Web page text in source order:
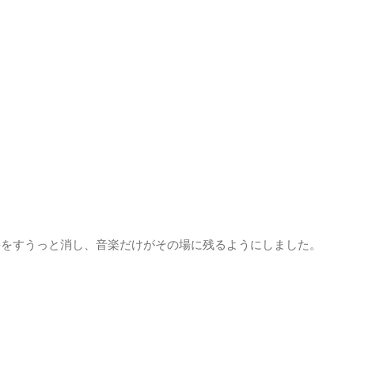
すうっと消し、音楽だけがその場に残るようにしました。